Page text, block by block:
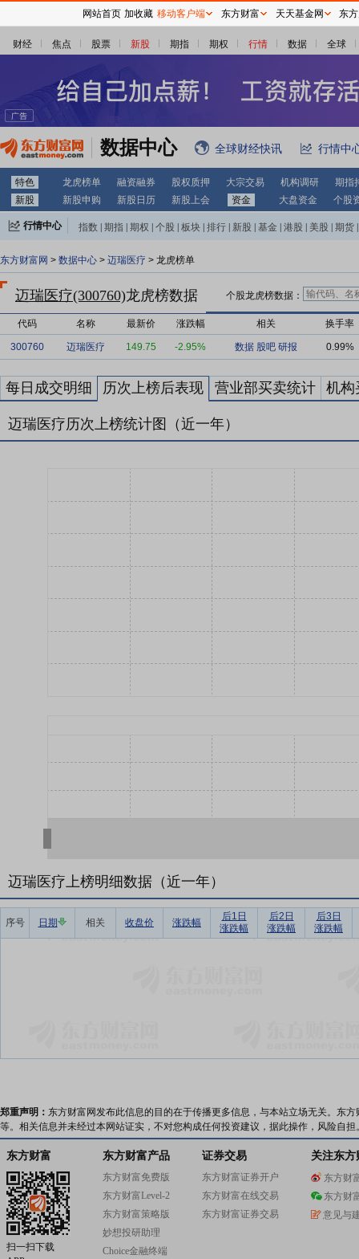
财经 焦点 股票 新股 期指 期权 行情 数据 全球
数据中心 全球财经快讯 行情中
特色 龙虎榜单 融资融券 股权质押 大宗交易 机构调研
期指
新股
新股申购 新股日历 新股上会 资金 大盘资金 个股
行情中心 指数 期指 期权 个股 板块 排行 新股 基金 港股 美股 期货
东方财富网 > 数据中心 > 迈瑞医疗 > 龙虎榜单
迈瑞医疗(300760)龙虎榜数据 个股龙虎榜数据：
代码 名称 最新价 涨跌幅 相关 换手率
300760 迈瑞医疗 149.75 -2.95% 数据 股吧 研报 0.99%
每日成交明细 历次上榜后表现 营业部买卖统计 机构
迈瑞医疗历次上榜统计图（近一年）
迈瑞医疗上榜明细数据（近一年）
序号 日期 相关 收盘价 涨跌幅
后1日
涨跌幅
后2日
涨跌幅
后3日
涨跌幅
郑重声明： 东方财富网发布此信息的目的在于传播更多信息，与本站立场无关。东
等。相关信息并未经过本网站证实，不对您构成任何投资建议，据此操作，风险自担
网站首页 加收藏 移动客户端 东方财富 天天基金网 东